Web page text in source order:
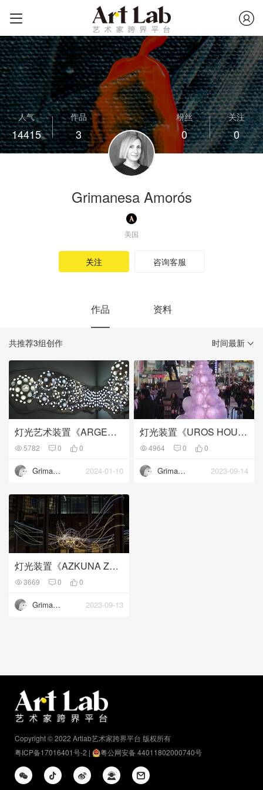
人气
14415
作品
3
粉丝
0
关注
0
Grimanesa Amorós
美国
关注 咨询客服
作品 资料
共推荐3组创作 时间最新
灯光艺术装置《ARGENTUM | Manhattan, NY 2019》：看起来几乎像银的装置
5782 0 0
Grimanesa Amorós 2024-01-10
灯光装置《UROS HOUSE》：海洋泡沫的美丽
4964 0 0
Grimanesa Amorós 2023-09-14
灯光装置《AZKUNA ZENTROA ALHÓNDIGA BILBAO》
3669 0 0
Grimanesa Amorós 2023-09-13
Copyright © 2022 Artlab艺术家跨界平台 版权所有
粤ICP备17016401号-2 | 粤公网安备 44011802000740号